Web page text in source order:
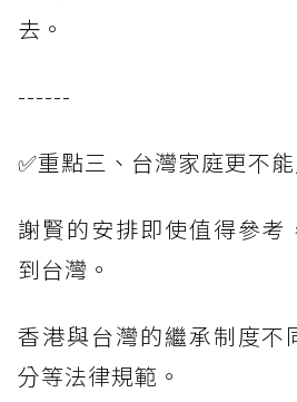
去。
------
✅重點三、台灣家庭更不
謝賢的安排即使值得參考
到台灣。
香港與台灣的繼承制度不
分等法律規範。